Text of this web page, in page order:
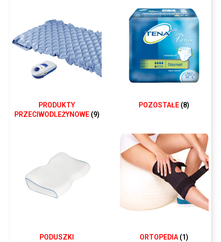
PRODUKTY
PRZECIWODLEŻYNOWE (9)
POZOSTAŁE (8)
PODUSZKI
ORTOPEDIA (1)